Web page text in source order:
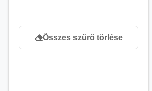
Összes szűrő törlése